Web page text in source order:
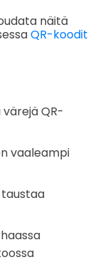
näitä
QR-koodit
QR-
vaaleampi